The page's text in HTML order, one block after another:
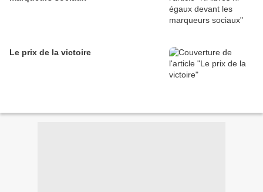
Le prix de la victoire